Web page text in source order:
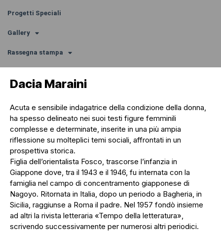
Progetti Speciali
Gallery
Rassegna stampa
Dacia Maraini
Acuta e sensibile indagatrice della condizione della donna,
ha spesso delineato nei suoi testi figure femminili
complesse e determinate, inserite in una più ampia
riflessione su molteplici temi sociali, affrontati in un
prospettiva storica.
Figlia dell’orientalista Fosco, trascorse l’infanzia in
Giappone dove, tra il 1943 e il 1946, fu internata con la
famiglia nel campo di concentramento giapponese di
Nagoyo. Ritornata in Italia, dopo un periodo a Bagheria, in
Sicilia, raggiunse a Roma il padre. Nel 1957 fondò insieme
ad altri la rivista letteraria «Tempo della letteratura»,
scrivendo successivamente per numerosi altri periodici.